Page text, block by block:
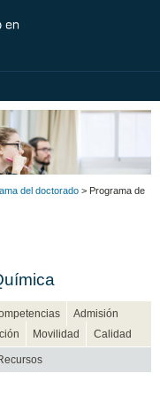
del doctorado > Programa de
Admisión
Movilidad Calidad